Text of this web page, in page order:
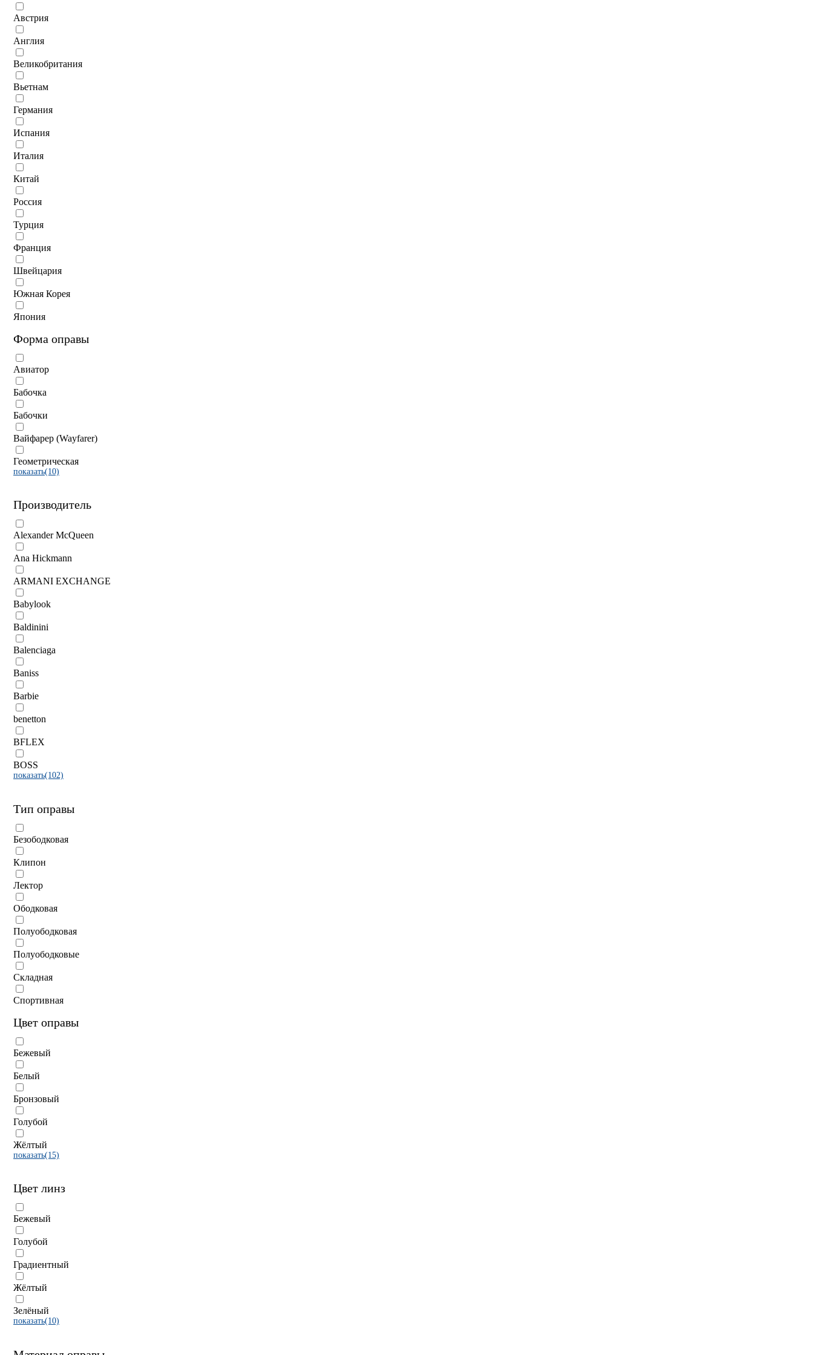
Австрия
Англия
Великобритания
Вьетнам
Германия
Испания
Италия
Китай
Россия
Турция
Франция
Швейцария
Южная Корея
Япония
Форма оправы
Авиатор
Бабочка
Бабочки
Вайфарер (Wayfarer)
Геометрическая
показать(10)
Производитель
Alexander McQueen
Ana Hickmann
ARMANI EXCHANGE
Babylook
Baldinini
Balenciaga
Baniss
Barbie
benetton
BFLEX
BOSS
показать(102)
Тип оправы
Безободковая
Клипон
Лектор
Ободковая
Полуободковая
Полуободковые
Складная
Спортивная
Цвет оправы
Бежевый
Белый
Бронзовый
Голубой
Жёлтый
показать(15)
Цвет линз
Бежевый
Голубой
Градиентный
Жёлтый
Зелёный
показать(10)